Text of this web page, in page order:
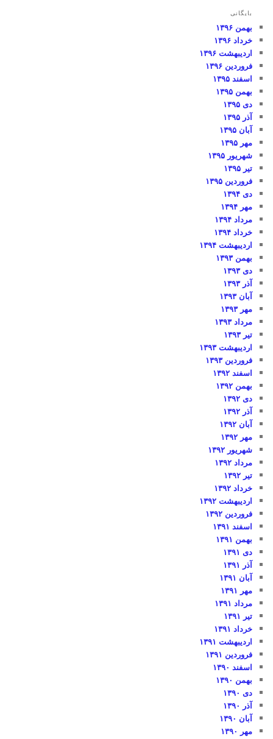
بایگانی
بهمن ۱۳۹۶
خرداد ۱۳۹۶
اردیبهشت ۱۳۹۶
فروردین ۱۳۹۶
اسفند ۱۳۹۵
بهمن ۱۳۹۵
دی ۱۳۹۵
آذر ۱۳۹۵
آبان ۱۳۹۵
مهر ۱۳۹۵
شهریور ۱۳۹۵
تیر ۱۳۹۵
فروردین ۱۳۹۵
دی ۱۳۹۴
مهر ۱۳۹۴
مرداد ۱۳۹۴
خرداد ۱۳۹۴
اردیبهشت ۱۳۹۴
بهمن ۱۳۹۳
دی ۱۳۹۳
آذر ۱۳۹۳
آبان ۱۳۹۳
مهر ۱۳۹۳
مرداد ۱۳۹۳
تیر ۱۳۹۳
اردیبهشت ۱۳۹۳
فروردین ۱۳۹۳
اسفند ۱۳۹۲
بهمن ۱۳۹۲
دی ۱۳۹۲
آذر ۱۳۹۲
آبان ۱۳۹۲
مهر ۱۳۹۲
شهریور ۱۳۹۲
مرداد ۱۳۹۲
تیر ۱۳۹۲
خرداد ۱۳۹۲
اردیبهشت ۱۳۹۲
فروردین ۱۳۹۲
اسفند ۱۳۹۱
بهمن ۱۳۹۱
دی ۱۳۹۱
آذر ۱۳۹۱
آبان ۱۳۹۱
مهر ۱۳۹۱
مرداد ۱۳۹۱
تیر ۱۳۹۱
خرداد ۱۳۹۱
اردیبهشت ۱۳۹۱
فروردین ۱۳۹۱
اسفند ۱۳۹۰
بهمن ۱۳۹۰
دی ۱۳۹۰
آذر ۱۳۹۰
آبان ۱۳۹۰
مهر ۱۳۹۰